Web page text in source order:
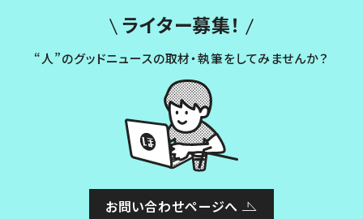
ライター募集！
“人”のグッドニュースの取材・執筆をしてみませんか？
お問い合わせページへ